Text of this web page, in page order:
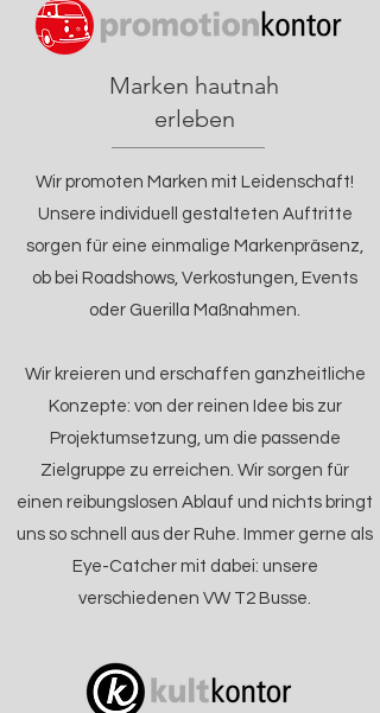
Marken hautnah
erleben
Wir promoten Marken mit Leidenschaft!
Unsere individuell gestalteten Auftritte
sorgen für eine einmalige Markenpräsenz,
ob bei Roadshows, Verkostungen, Events
oder Guerilla Maßnahmen.
Wir kreieren und erschaffen ganzheitliche
Konzepte: von der reinen Idee bis zur
Projektumsetzung, um die passende
Zielgruppe zu erreichen. Wir sorgen für
einen reibungslosen Ablauf und nichts bringt
uns so schnell aus der Ruhe. Immer gerne als
Eye-Catcher mit dabei: unsere
verschiedenen VW T2 Busse.